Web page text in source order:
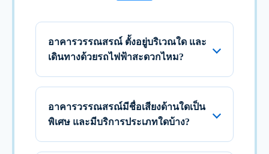
อาคารวรรณสรณ์ ตั้งอยู่บริเวณใด และ
เดินทางด้วยรถไฟฟ้าสะดวกไหม?
อาคารวรรณสรณ์มีชื่อเสียงด้านใดเป็น
พิเศษ และมีบริการประเภทใดบ้าง?